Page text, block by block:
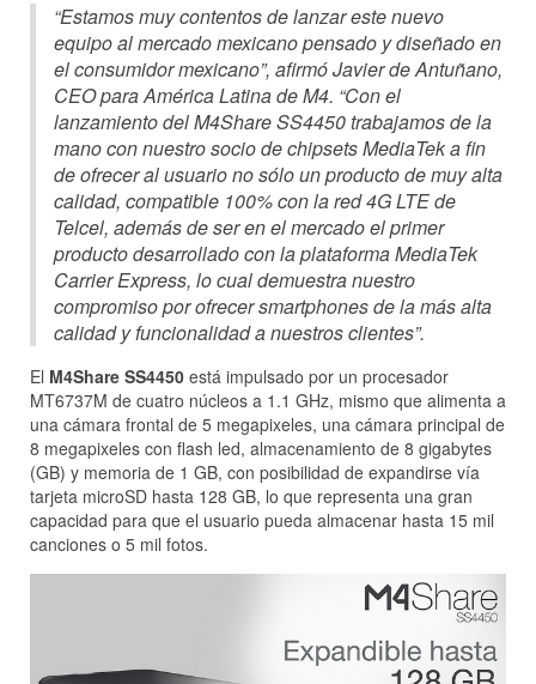
“Estamos muy contentos de lanzar este nuevo
equipo al mercado mexicano pensado y diseñado en
el consumidor mexicano”, afirmó Javier de Antuñano,
CEO para América Latina de M4. “Con el
lanzamiento del M4Share SS4450 trabajamos de la
mano con nuestro socio de chipsets MediaTek a fin
de ofrecer al usuario no sólo un producto de muy alta
calidad, compatible 100% con la red 4G LTE de
Telcel, además de ser en el mercado el primer
producto desarrollado con la plataforma MediaTek
Carrier Express, lo cual demuestra nuestro
compromiso por ofrecer smartphones de la más alta
calidad y funcionalidad a nuestros clientes”.
El M4Share SS4450 está impulsado por un procesador
MT6737M de cuatro núcleos a 1.1 GHz, mismo que alimenta a
una cámara frontal de 5 megapixeles, una cámara principal de
8 megapixeles con flash led, almacenamiento de 8 gigabytes
(GB) y memoria de 1 GB, con posibilidad de expandirse vía
tarjeta microSD hasta 128 GB, lo que representa una gran
capacidad para que el usuario pueda almacenar hasta 15 mil
canciones o 5 mil fotos.